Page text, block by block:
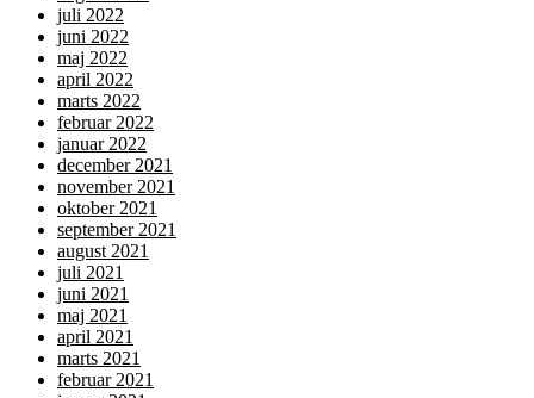
juli 2022
juni 2022
maj 2022
april 2022
marts 2022
februar 2022
januar 2022
december 2021
november 2021
oktober 2021
september 2021
august 2021
juli 2021
juni 2021
maj 2021
april 2021
marts 2021
februar 2021